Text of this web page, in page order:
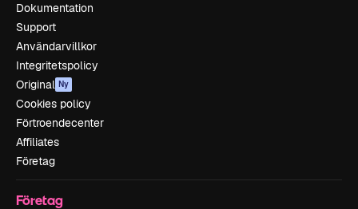
Dokumentation
Support
Användarvillkor
Integritetspolicy
Original Ny
Cookies policy
Förtroendecenter
Affiliates
Företag
Företag